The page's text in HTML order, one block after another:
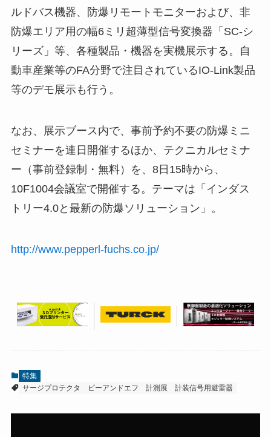
ルドバス機器、防爆リモートモニターおよび、非
防爆エリア用の幅6ミリ超薄型信号変換器「SC-シ
リーズ」等、各種製品・機器を実機展示する。自
動車産業等のFA分野で注目されているIO-Link製品
等のデモ展示も行う。
なお、展示ブース内で、事前予約不要の防爆ミニ
セミナーを連日開催するほか、テクニカルセミナ
ー（事前登録制・無料）を、8日15時から、
10F1004会議室で開催する。テーマは「インダス
トリー4.0と最新の防爆ソリューション」。
http://www.pepperl-fuchs.co.jp/
特集
サージプロテクタ
ピーアンドエフ 計測展 計装信号用避雷器